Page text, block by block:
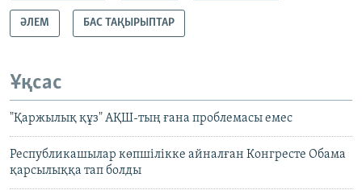
ӘЛЕМ БАС ТАҚЫРЫПТАР
Ұқсас
"Қаржылық құз" АҚШ-тың ғана проблемасы емес
Республикашылар көпшілікке айналған Конгресте Обама
қарсылыққа тап болды